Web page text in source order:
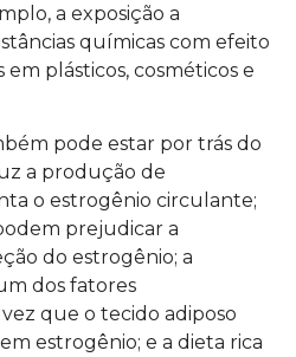
a exposição a
químicas com efeito
plásticos, cosméticos e
pode estar por trás do
a produção de
o estrogênio circulante;
prejudicar a
do estrogênio; a
dos fatores
que o tecido adiposo
estrogênio; e a dieta rica